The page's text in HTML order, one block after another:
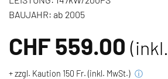
BAUJAHR: ab 2005
CHF559.00
+ zzgl. Kaution 150 Fr. (inkl. MwSt.) ⓘ